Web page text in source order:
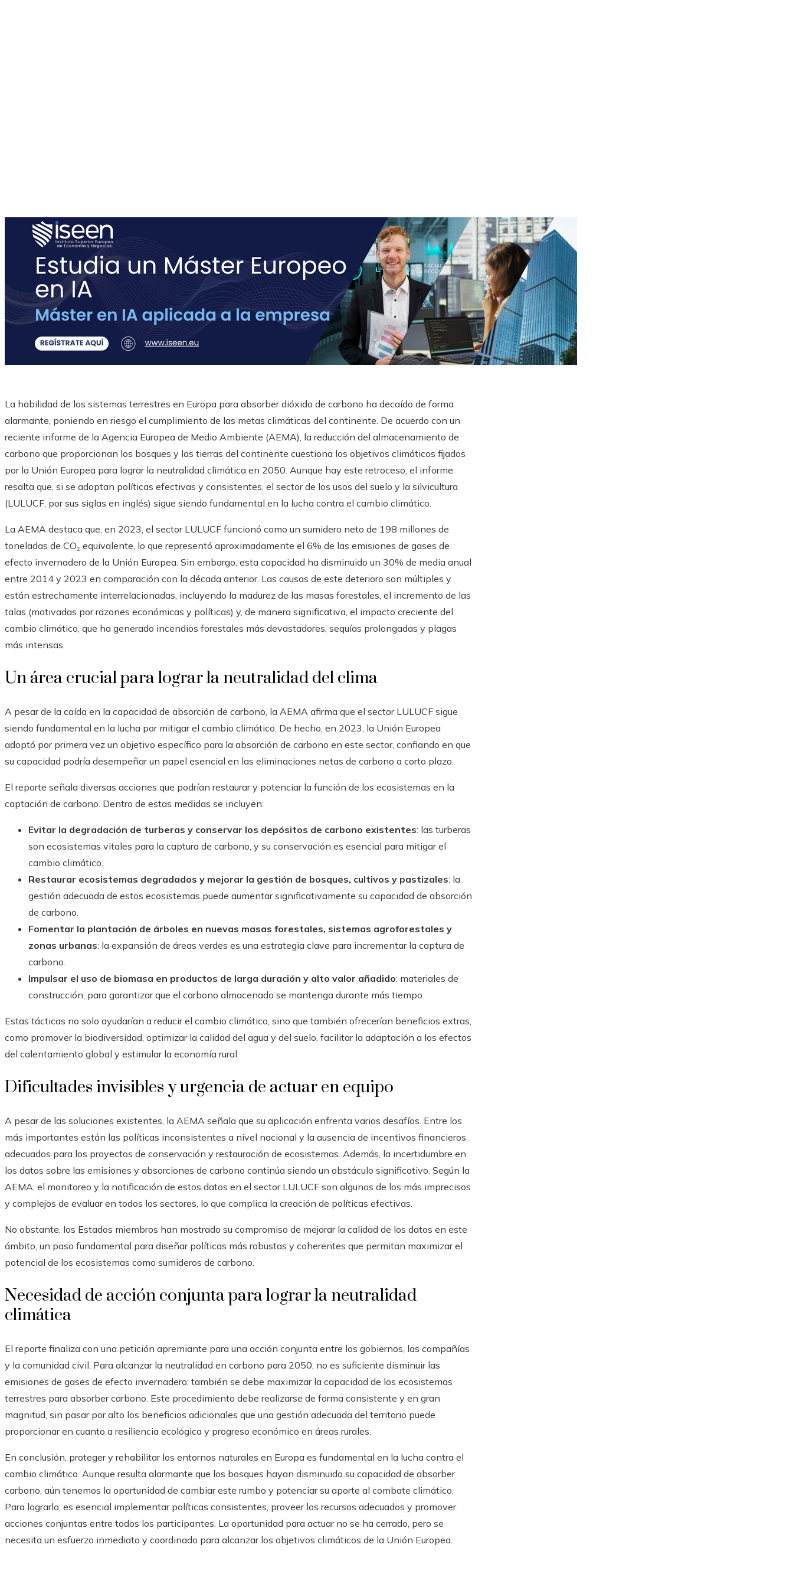
La habilidad de los sistemas terrestres en Europa para absorber dióxido de carbono ha decaído de forma
alarmante, poniendo en riesgo el cumplimiento de las metas climáticas del continente. De acuerdo con un
reciente informe de la Agencia Europea de Medio Ambiente (AEMA), la reducción del almacenamiento de
carbono que proporcionan los bosques y las tierras del continente cuestiona los objetivos climáticos fijados
por la Unión Europea para lograr la neutralidad climática en 2050. Aunque hay este retroceso, el informe
resalta que, si se adoptan políticas efectivas y consistentes, el sector de los usos del suelo y la silvicultura
(LULUCF, por sus siglas en inglés) sigue siendo fundamental en la lucha contra el cambio climático.
La AEMA destaca que, en 2023, el sector LULUCF funcionó como un sumidero neto de 198 millones de
toneladas de CO₂ equivalente, lo que representó aproximadamente el 6% de las emisiones de gases de
efecto invernadero de la Unión Europea. Sin embargo, esta capacidad ha disminuido un 30% de media anual
entre 2014 y 2023 en comparación con la década anterior. Las causas de este deterioro son múltiples y
están estrechamente interrelacionadas, incluyendo la madurez de las masas forestales, el incremento de las
talas (motivadas por razones económicas y políticas) y, de manera significativa, el impacto creciente del
cambio climático, que ha generado incendios forestales más devastadores, sequías prolongadas y plagas
más intensas.
Un área crucial para lograr la neutralidad del clima
A pesar de la caída en la capacidad de absorción de carbono, la AEMA afirma que el sector LULUCF sigue
siendo fundamental en la lucha por mitigar el cambio climático. De hecho, en 2023, la Unión Europea
adoptó por primera vez un objetivo específico para la absorción de carbono en este sector, confiando en que
su capacidad podría desempeñar un papel esencial en las eliminaciones netas de carbono a corto plazo.
El reporte señala diversas acciones que podrían restaurar y potenciar la función de los ecosistemas en la
captación de carbono. Dentro de estas medidas se incluyen:
Evitar la degradación de turberas y conservar los depósitos de carbono existentes: las turberas
son ecosistemas vitales para la captura de carbono, y su conservación es esencial para mitigar el
cambio climático.
Restaurar ecosistemas degradados y mejorar la gestión de bosques, cultivos y pastizales: la
gestión adecuada de estos ecosistemas puede aumentar significativamente su capacidad de absorción
de carbono.
Fomentar la plantación de árboles en nuevas masas forestales, sistemas agroforestales y
zonas urbanas: la expansión de áreas verdes es una estrategia clave para incrementar la captura de
carbono.
Impulsar el uso de biomasa en productos de larga duración y alto valor añadido: materiales de
construcción, para garantizar que el carbono almacenado se mantenga durante más tiempo.
Estas tácticas no solo ayudarían a reducir el cambio climático, sino que también ofrecerían beneficios extras,
como promover la biodiversidad, optimizar la calidad del agua y del suelo, facilitar la adaptación a los efectos
del calentamiento global y estimular la economía rural.
Dificultades invisibles y urgencia de actuar en equipo
A pesar de las soluciones existentes, la AEMA señala que su aplicación enfrenta varios desafíos. Entre los
más importantes están las políticas inconsistentes a nivel nacional y la ausencia de incentivos financieros
adecuados para los proyectos de conservación y restauración de ecosistemas. Además, la incertidumbre en
los datos sobre las emisiones y absorciones de carbono continúa siendo un obstáculo significativo. Según la
AEMA, el monitoreo y la notificación de estos datos en el sector LULUCF son algunos de los más imprecisos
y complejos de evaluar en todos los sectores, lo que complica la creación de políticas efectivas.
No obstante, los Estados miembros han mostrado su compromiso de mejorar la calidad de los datos en este
ámbito, un paso fundamental para diseñar políticas más robustas y coherentes que permitan maximizar el
potencial de los ecosistemas como sumideros de carbono.
Necesidad de acción conjunta para lograr la neutralidad
climática
El reporte finaliza con una petición apremiante para una acción conjunta entre los gobiernos, las compañías
y la comunidad civil. Para alcanzar la neutralidad en carbono para 2050, no es suficiente disminuir las
emisiones de gases de efecto invernadero; también se debe maximizar la capacidad de los ecosistemas
terrestres para absorber carbono. Este procedimiento debe realizarse de forma consistente y en gran
magnitud, sin pasar por alto los beneficios adicionales que una gestión adecuada del territorio puede
proporcionar en cuanto a resiliencia ecológica y progreso económico en áreas rurales.
En conclusión, proteger y rehabilitar los entornos naturales en Europa es fundamental en la lucha contra el
cambio climático. Aunque resulta alarmante que los bosques hayan disminuido su capacidad de absorber
carbono, aún tenemos la oportunidad de cambiar este rumbo y potenciar su aporte al combate climático.
Para lograrlo, es esencial implementar políticas consistentes, proveer los recursos adecuados y promover
acciones conjuntas entre todos los participantes. La oportunidad para actuar no se ha cerrado, pero se
necesita un esfuerzo inmediato y coordinado para alcanzar los objetivos climáticos de la Unión Europea.